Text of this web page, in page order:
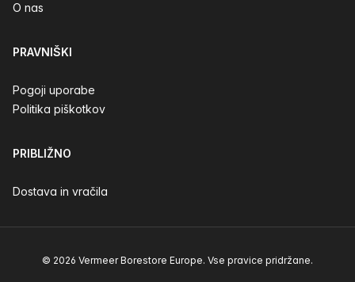
O nas
PRAVNIŠKI
Pogoji uporabe
Politika piškotkov
PRIBLIŽNO
Dostava in vračila
© 2026 Vermeer Borestore Europe. Vse pravice pridržane.